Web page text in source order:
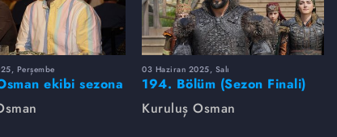
Perşembe
ekibi sezona
etti
03 Haziran 2025, Salı
194. Bölüm (Sezon Finali)
Foto Galeri
Kuruluş Osman